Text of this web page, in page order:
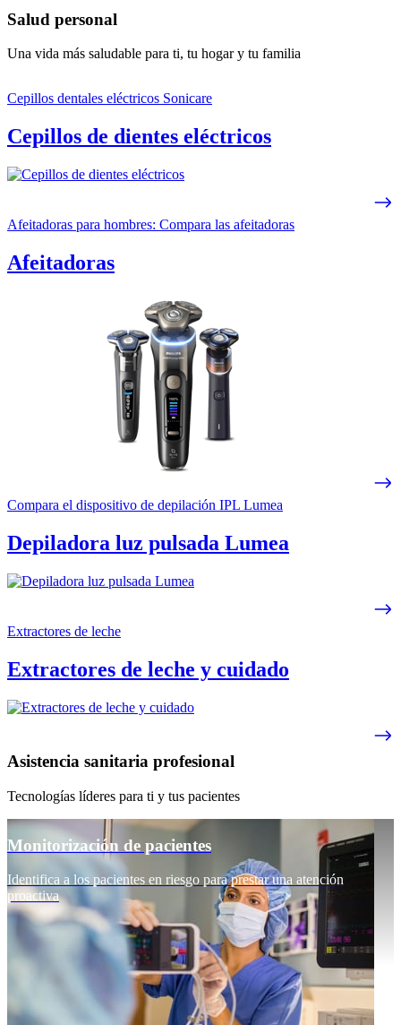
Salud personal
Una vida más saludable para ti, tu hogar y tu familia
Cepillos dentales eléctricos Sonicare
Cepillos de dientes eléctricos
Afeitadoras para hombres: Compara las afeitadoras
Afeitadoras
Compara el dispositivo de depilación IPL Lumea
Depiladora luz pulsada Lumea
Extractores de leche
Extractores de leche y cuidado
Asistencia sanitaria profesional
Tecnologías líderes para ti y tus pacientes
Monitorización de pacientes
Identifica a los pacientes en riesgo para prestar una atención
proactiva